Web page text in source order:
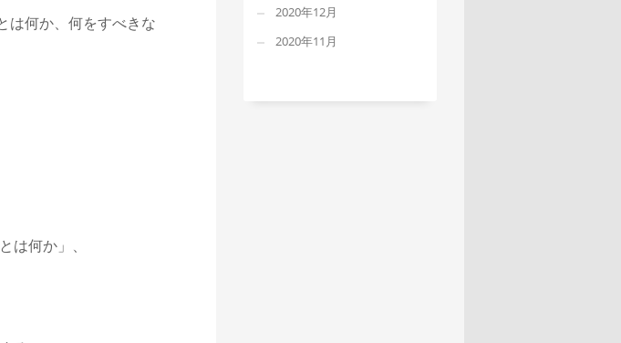
何か、何をすべきな
は何か」、
2020年12月
2020年11月